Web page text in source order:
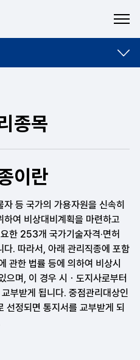
종목
이란
등 국가의 가용자원을 신속히
여 비상대비계획을 마련하고
한 253개 국가기술자격·면허
. 따라서, 아래 관리직종에 포함
관한 법률 등에 의하여 비상시
으며, 이 경우 시ㆍ도지사로부터
부받게 됩니다. 중점관리대상인
선정되면 통지서를 교부받게 되